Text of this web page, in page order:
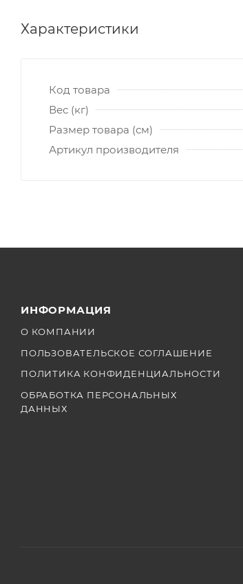
Характеристики
Код товара
Вес (кг)
Размер товара (см)
Артикул производителя
ИНФОРМАЦИЯ
О КОМПАНИИ
ПОЛЬЗОВАТЕЛЬСКОЕ СОГЛАШЕНИЕ
ПОЛИТИКА КОНФИДЕНЦИАЛЬНОСТИ
ОБРАБОТКА ПЕРСОНАЛЬНЫХ
ДАННЫХ